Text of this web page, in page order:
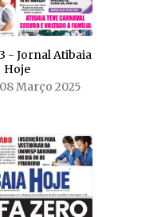
- Jornal Atibaia
Hoje
Março 2025